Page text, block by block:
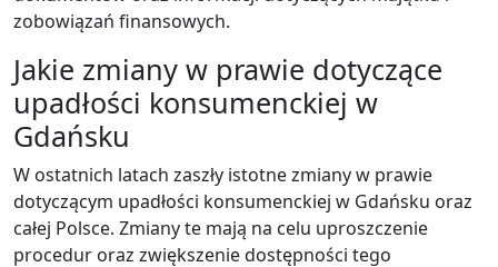
zobowiązań finansowych.
Jakie zmiany w prawie dotyczące
upadłości konsumenckiej w
Gdańsku
W ostatnich latach zaszły istotne zmiany w prawie
dotyczącym upadłości konsumenckiej w Gdańsku oraz
całej Polsce. Zmiany te mają na celu uproszczenie
procedur oraz zwiększenie dostępności tego